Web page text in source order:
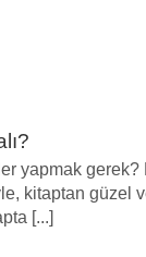
gerek?
kitaptan güzel
[...]